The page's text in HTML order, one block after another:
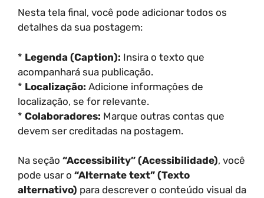
Nesta tela final, você pode adicionar todos os
detalhes da sua postagem:
* Legenda (Caption): Insira o texto que
acompanhará sua publicação.
* Localização: Adicione informações de
localização, se for relevante.
* Colaboradores: Marque outras contas que
devem ser creditadas na postagem.
Na seção “Accessibility” (Acessibilidade), você
pode usar o “Alternate text” (Texto
alternativo) para descrever o conteúdo visual da